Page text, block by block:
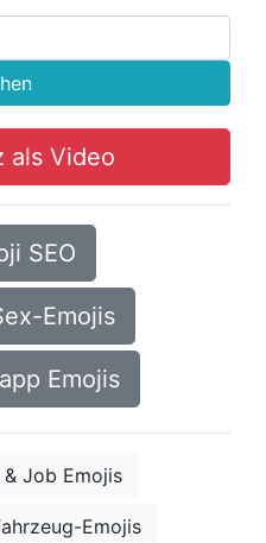
als Video
SEO
Emojis
Emojis
Job Emojis
Emojis